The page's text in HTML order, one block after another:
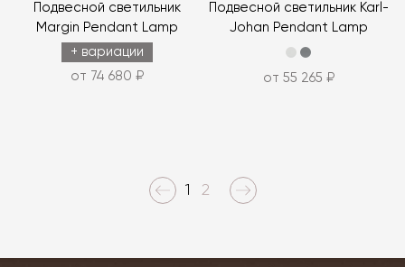
Подвесной светильник
Margin Pendant Lamp
+ вариации
от 74 680 ₽
Подвесной светильник Karl-
Johan Pendant Lamp
от 55 265 ₽
1 2